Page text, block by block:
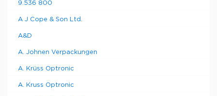
9.536 800
A J Cope & Son Ltd.
A&D
A. Johnen Verpackungen
A. Krüss Optronic
A. Kruss Optronic